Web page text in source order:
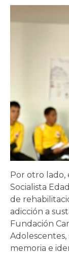
Por otro lado,
Socialista
de
adicción a
Fundación
Adolescentes,
memoria e